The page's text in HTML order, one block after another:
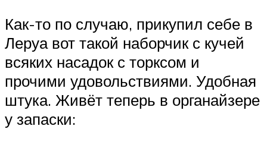
Как-то по случаю, прикупил себе в
Леруа вот такой наборчик с кучей
всяких насадок с торксом и
прочими удовольствиями. Удобная
штука. Живёт теперь в органайзере
у запаски: